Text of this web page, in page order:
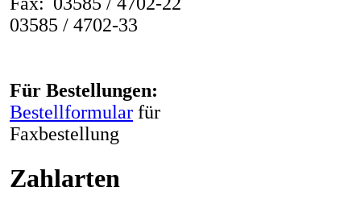
03585 / 4702-33
Für Bestellungen:
Bestellformular für
Faxbestellung
Zahlarten